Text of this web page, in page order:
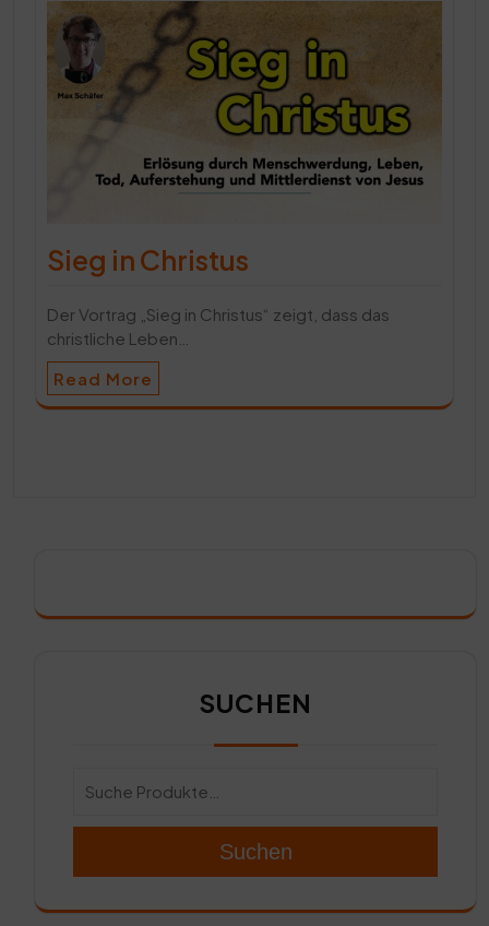
Sieg in Christus
Der Vortrag „Sieg in Christus“ zeigt, dass das
christliche Leben…
Read More
SUCHEN
Suchen